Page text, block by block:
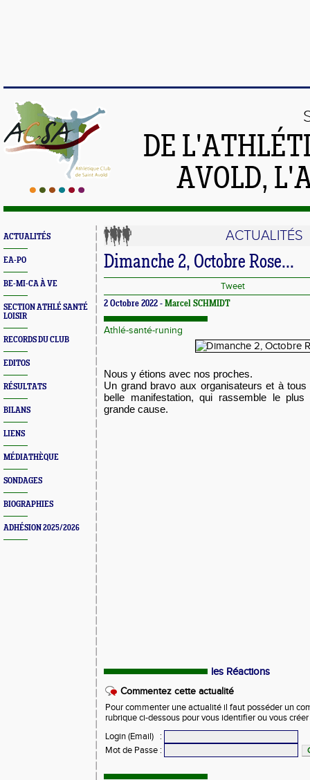
DE
AVOLD,
ACTUALITÉS
EA-PO
BE-MI-CA À VE
SECTION ATHLÉ SANTÉ
LOISIR
RECORDS DU CLUB
EDITOS
RÉSULTATS
BILANS
LIENS
MÉDIATHÈQUE
SONDAGES
BIOGRAPHIES
ADHÉSION 2025/2026
ACTUALITÉS
Dimanche 2, Octobre Rose...
Tweet
2 Octobre 2022 - Marcel SCHMIDT
Athlé-santé-runing
Nous y étions avec nos proches.
Un grand bravo aux organisateurs et à
belle manifestation, qui rassemble le
grande cause.
les Réactions
Commentez cette actualité
Pour commenter une actualité il faut posséder un
rubrique ci-dessous pour vous identifier ou vous
Login (Email)
:
Mot de Passe :